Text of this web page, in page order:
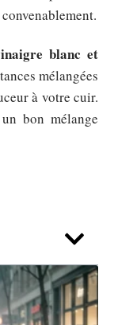
blanc et
mélangées
à votre cuir.
bon mélange